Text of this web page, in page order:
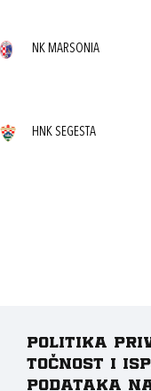
NK MARSONIA
HNK SEGESTA
Politika
točnost i
podataka